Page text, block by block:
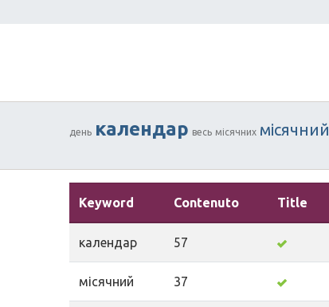
день календар весь місячних місячний
Keyword Contenuto Title
календар 57
місячний 37